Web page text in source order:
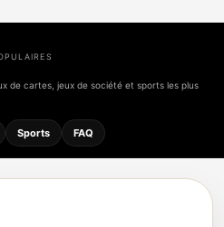
de cartes, jeux de société et sports les plus
Sports FAQ